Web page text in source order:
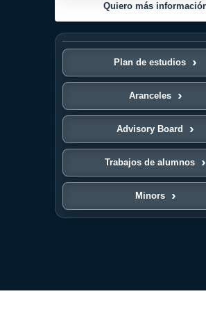
Quiero más
Plan de estudios
Aranceles
Advisory Board
Trabajos de alumnos
Minors